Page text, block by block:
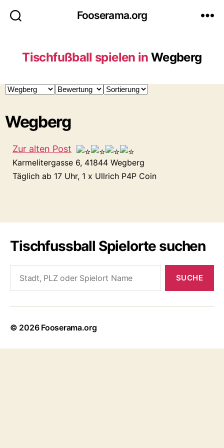
Fooserama.org
Tischfußball spielen in Wegberg
Wegberg
Zur alten Post
Karmelitergasse 6, 41844 Wegberg
Täglich ab 17 Uhr, 1 x Ullrich P4P Coin
Tischfussball Spielorte suchen
© 2026 Fooserama.org